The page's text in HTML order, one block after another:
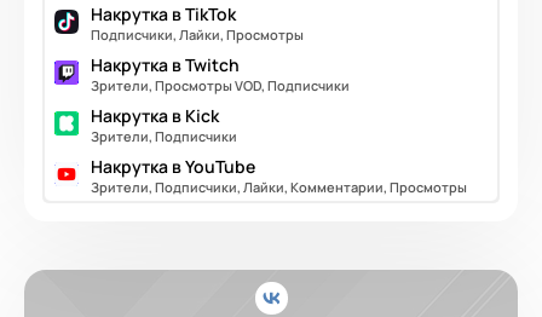
Накрутка в TikTok
Подписчики, Лайки, Просмотры
Накрутка в Twitch
Зрители, Просмотры VOD, Подписчики
Накрутка в Kick
Зрители, Подписчики
Накрутка в YouTube
Зрители, Подписчики, Лайки, Комментарии, Просмотры